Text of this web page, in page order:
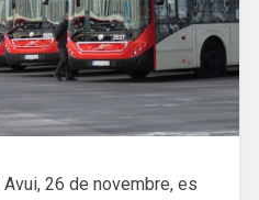
26 de novembre, es